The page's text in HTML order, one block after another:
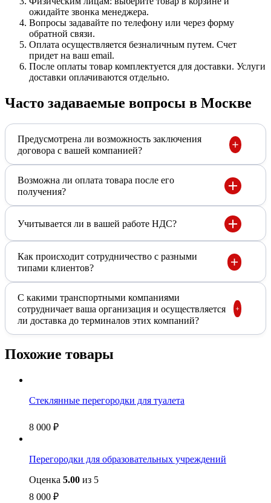
ожидайте звонка менеджера.
Вопросы задавайте по телефону или через форму
обратной связи.
Оплата осуществляется безналичным путем. Счет
придет на ваш email.
После оплаты товар комплектуется для доставки. Услуги
доставки оплачиваются отдельно.
Часто задаваемые вопросы в Москве
Предусмотрена ли возможность заключения
договора с вашей компанией?
Возможна ли оплата товара после его
получения?
Учитывается ли в вашей работе НДС?
Как происходит сотрудничество с разными
типами клиентов?
С какими транспортными компаниями
сотрудничает ваша организация и осуществляется
ли доставка до терминалов этих компаний?
Похожие товары
Стеклянные перегородки для туалета
8 000 ₽
Перегородки для образовательных учреждений
Оценка 5.00 из 5
8 000 ₽